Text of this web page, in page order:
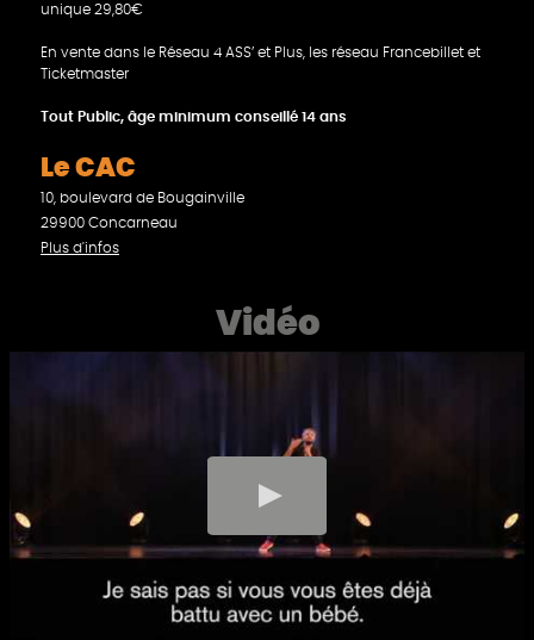
unique 29,80€
En vente dans le Réseau 4 ASS’ et Plus, les réseau Francebillet et
Ticketmaster
Tout Public, âge minimum conseillé 14 ans
Le CAC
10, boulevard de Bougainville
29900 Concarneau
Plus d'infos
Vidéo